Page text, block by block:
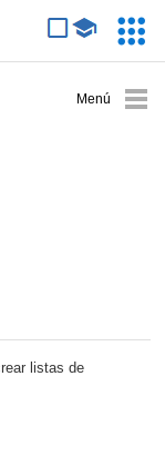
listas de